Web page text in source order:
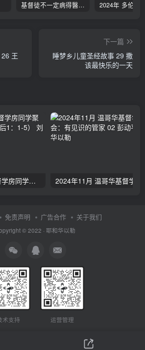
基督徒不一定病得醫治？寇紹恩牧師談基督徒的醫治與盼望
王
下一篇
睡梦乡儿童圣经故事 29 撒
该最快乐的一天
2024年 多伦多基督学房同学聚会：有福的教会（帖后1：1-5） 刘志雄
免责声明 广告合作 关于我们
© 2022 · 耶和华以勒
术支持 运营管理